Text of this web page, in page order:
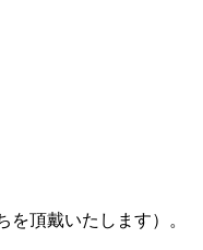
頂戴いたします）。